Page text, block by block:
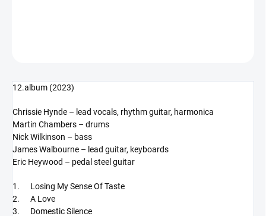
12.album (2023)
Chrissie Hynde – lead vocals, rhythm guitar, harmonica
Martin Chambers – drums
Nick Wilkinson – bass
James Walbourne – lead guitar, keyboards
Eric Heywood – pedal steel guitar
1. Losing My Sense Of Taste
2. A Love
3. Domestic Silence